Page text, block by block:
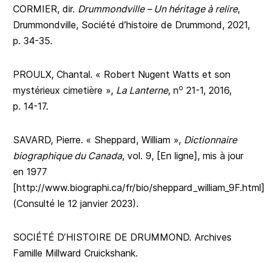
CORMIER, dir. Drummondville – Un héritage à relire,
Drummondville, Société d’histoire de Drummond, 2021,
p. 34-35.
PROULX, Chantal. « Robert Nugent Watts et son
mystérieux cimetière », La Lanterne, no 21-1, 2016,
p. 14-17.
SAVARD, Pierre. « Sheppard, William », Dictionnaire
biographique du Canada, vol. 9, [En ligne], mis à jour
en 1977
[http://www.biographi.ca/fr/bio/
(Consulté le 12 janvier 2023).
SOCIÉTÉ D’HISTOIRE DE DRUMMOND. Archives
Famille Millward Cruickshank.